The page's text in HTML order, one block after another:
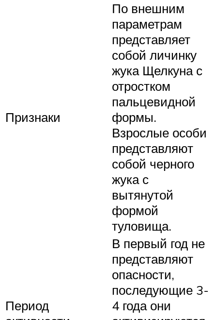
Признаки
По внешним
параметрам
представляет
собой личинку
жука Щелкуна с
отростком
пальцевидной
формы.
Взрослые особи
представляют
собой черного
жука с
вытянутой
формой
туловища.
Период
В первый год не
представляют
опасности,
последующие 3-
4 года они